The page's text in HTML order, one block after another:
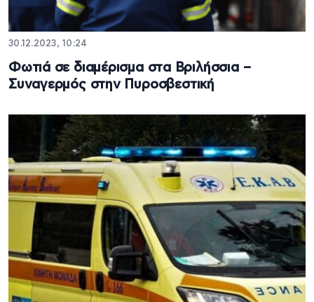
30.12.2023, 10:24
Φωτιά σε διαμέρισμα στα Βριλήσσια –
Συναγερμός στην Πυροσβεστική